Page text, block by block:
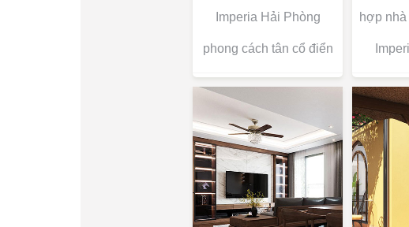
Imperia Hải Phòng
phong cách tân cổ điển
hợp